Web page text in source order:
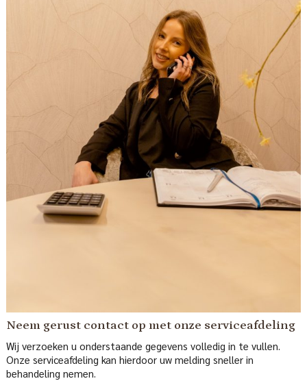
Neem gerust contact op met onze serviceafdeling
Wij verzoeken u onderstaande gegevens volledig in te vullen.
Onze serviceafdeling kan hierdoor uw melding sneller in
behandeling nemen.